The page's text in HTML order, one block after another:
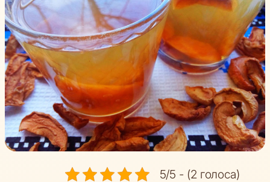
5/5 - (2 голоса)